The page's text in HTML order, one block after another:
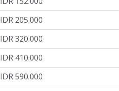
IDR 205.000
IDR 320.000
IDR 410.000
IDR 590.000